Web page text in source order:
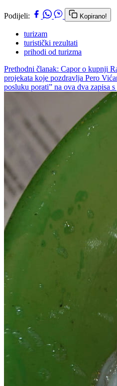
Podijeli: Kopirano!
turizam
turistički rezultati
prihodi od turizma
Prethodni članak: Capor o kupnji
projekata koje pozdravlja Pero
posluku porati” na ova dva zapisa s